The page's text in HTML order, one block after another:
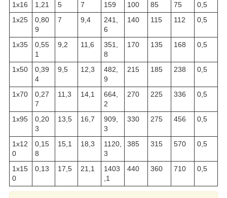
1х16 1,21 5 7 159 100 85 75
0,5
1х25
0,80
9
7 9,4
241,
6
140 115 112 0,5
1х35
0,55
1
9,2 11,6
351,
8
170 135 168 0,5
1х50
0,39
4
9,5 12,3
482,
9
215 185 238 0,5
1х70
0,27
7
11,3 14,1
664,
2
270 225 336 0,5
1х95
0,20
3
13,5 16,7
909,
3
330 275 456 0,5
1х12
0
0,15
8
15,1 18,3
1120,
3
385 315 570 0,5
1х15
0
0,13 17,5 21,1
1403
,1
440 360 710 0,5